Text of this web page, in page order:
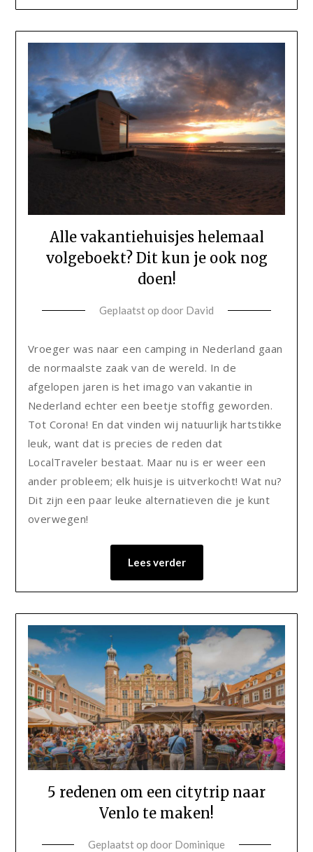
Alle vakantiehuisjes helemaal
volgeboekt? Dit kun je ook nog
doen!
Geplaatst op door David
Vroeger was naar een camping in Nederland gaan
de normaalste zaak van de wereld. In de
afgelopen jaren is het imago van vakantie in
Nederland echter een beetje stoffig geworden.
Tot Corona! En dat vinden wij natuurlijk hartstikke
leuk, want dat is precies de reden dat
LocalTraveler bestaat. Maar nu is er weer een
ander probleem; elk huisje is uitverkocht! Wat nu?
Dit zijn een paar leuke alternatieven die je kunt
overwegen!
Lees verder
5 redenen om een citytrip naar
Venlo te maken!
Geplaatst op door Dominique